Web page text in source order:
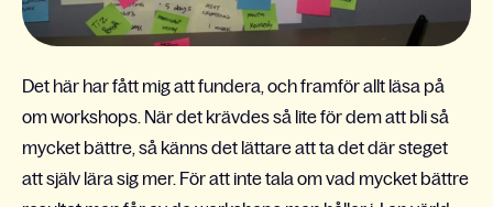
Det här har fått mig att fundera, och framför allt läsa på
om workshops. När det krävdes så lite för dem att bli så
mycket bättre, så känns det lättare att ta det där steget
att själv lära sig mer. För att inte tala om vad mycket bättre